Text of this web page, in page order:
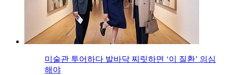
미술관 투어하다 발바닥 찌릿하면 ‘이 질환’ 의심
해야